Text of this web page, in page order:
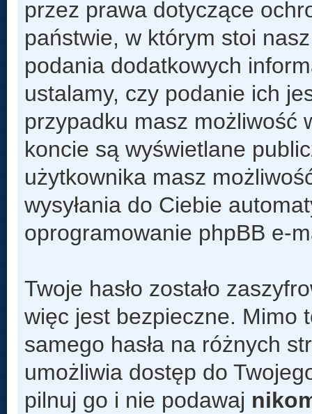
przez prawa dotyczące
państwie, w którym stoi
podania dodatkowych
ustalamy, czy podanie ich
przypadku masz możliwość
koncie są wyświetlane
użytkownika masz
wysyłania do Ciebie
oprogramowanie phpBB e-
Twoje hasło zostało
więc jest bezpieczne. Mimo
samego hasła na różnych
umożliwia dostęp do
pilnuj go i nie podawaj